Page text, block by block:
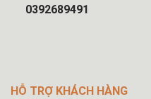
0392689491
HỖ TRỢ KHÁCH HÀNG